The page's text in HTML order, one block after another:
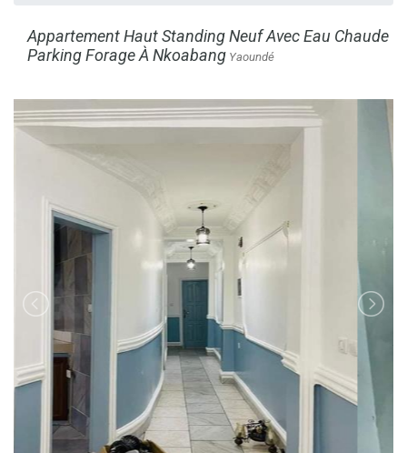
Appartement Haut Standing Neuf Avec Eau Chaude
Parking Forage À Nkoabang Yaoundé